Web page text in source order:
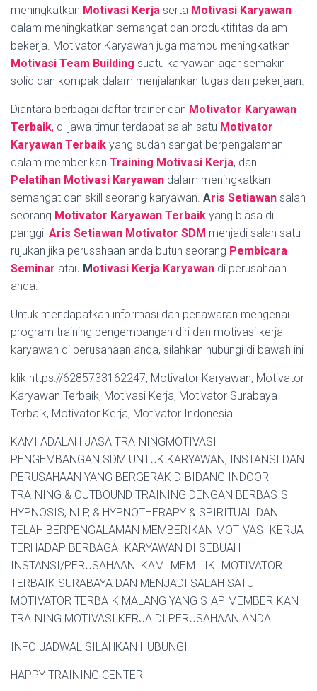
meningkatkan Motivasi Kerja serta Motivasi Karyawan
dalam meningkatkan semangat dan produktifitas dalam
bekerja. Motivator Karyawan juga mampu meningkatkan
Motivasi Team Building suatu karyawan agar semakin
solid dan kompak dalam menjalankan tugas dan pekerjaan.
Diantara berbagai daftar trainer dan Motivator Karyawan
Terbaik, di jawa timur terdapat salah satu Motivator
Karyawan Terbaik yang sudah sangat berpengalaman
dalam memberikan Training Motivasi Kerja, dan
Pelatihan Motivasi Karyawan dalam meningkatkan
semangat dan skill seorang karyawan. Aris Setiawan salah
seorang Motivator Karyawan Terbaik yang biasa di
panggil Aris Setiawan Motivator SDM menjadi salah satu
rujukan jika perusahaan anda butuh seorang Pembicara
Seminar atau Motivasi Kerja Karyawan di perusahaan
anda.
Untuk mendapatkan informasi dan penawaran mengenai
program training pengembangan diri dan motivasi kerja
karyawan di perusahaan anda, silahkan hubungi di bawah ini
klik https://6285733162247, Motivator Karyawan, Motivator
Karyawan Terbaik, Motivasi Kerja, Motivator Surabaya
Terbaik, Motivator Kerja, Motivator Indonesia
KAMI ADALAH JASA TRAININGMOTIVASI
PENGEMBANGAN SDM UNTUK KARYAWAN, INSTANSI DAN
PERUSAHAAN YANG BERGERAK DIBIDANG INDOOR
TRAINING & OUTBOUND TRAINING DENGAN BERBASIS
HYPNOSIS, NLP, & HYPNOTHERAPY & SPIRITUAL DAN
TELAH BERPENGALAMAN MEMBERIKAN MOTIVASI KERJA
TERHADAP BERBAGAI KARYAWAN DI SEBUAH
INSTANSI/PERUSAHAAN. KAMI MEMILIKI MOTIVATOR
TERBAIK SURABAYA DAN MENJADI SALAH SATU
MOTIVATOR TERBAIK MALANG YANG SIAP MEMBERIKAN
TRAINING MOTIVASI KERJA DI PERUSAHAAN ANDA
INFO JADWAL SILAHKAN HUBUNGI
HAPPY TRAINING CENTER